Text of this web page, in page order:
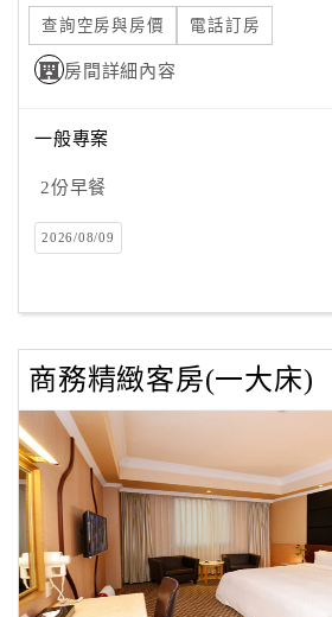
單
管
理
員
戶
客
服
聯
單
Line
線
上
客
查詢空房與房價 電話訂房
房間詳細內容
一般專案
2份早餐
2026/08/09
商務精緻客房(一大床)